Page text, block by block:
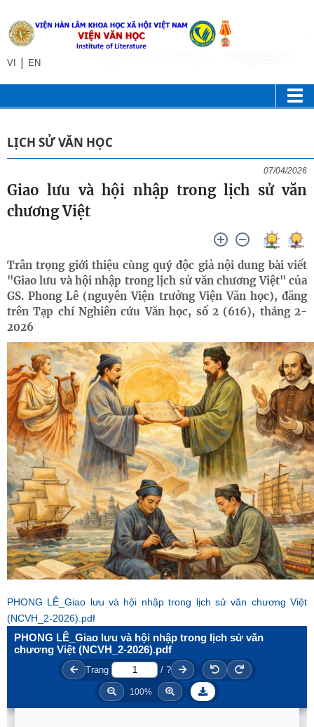
VI | EN
LỊCH SỬ VĂN HỌC
07/04/2026
Giao lưu và hội nhập trong lịch sử văn
chương Việt
Trân trọng giới thiệu cùng quý độc giả nội dung bài viết
"Giao lưu và hội nhập trong lịch sử văn chương Việt" của
GS. Phong Lê (nguyên Viện trưởng Viện Văn học), đăng
trên Tạp chí Nghiên cứu Văn học, số 2 (616), tháng 2-
2026
PHONG LÊ_Giao lưu và hội nhập trong lịch sử văn chương Việt
(NCVH_2-2026).pdf